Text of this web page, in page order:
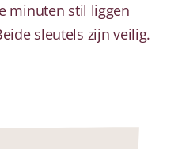
minuten stil liggen
sleutels zijn veilig.